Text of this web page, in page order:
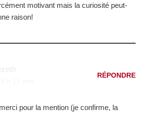
motivant mais la curiosité peut-
raison!
RÉPONDRE
pour la mention (je confirme, la